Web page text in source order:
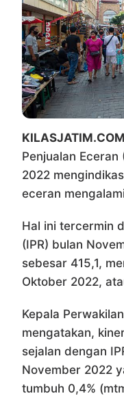
Penjualan
2022
eceran
Hal ini tercermin
(IPR) bulan
sebesar 415,1,
Oktober 2022,
Kepala
mengatakan,
sejalan dengan
November 2022
tumbuh 0,4%